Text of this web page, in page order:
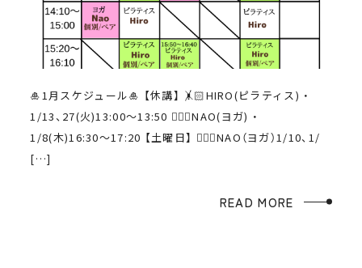
🎍1月スケジュール🎍 【休講】 🤸🏻HIRO(ピラティス) ・
1/13、27(火)13:00〜13:50 🧘🏻‍♀️NAO(ヨガ) ・
1/8(木)16:30〜17:20 【土曜日】 🧘🏻‍♀️NAO（ヨガ）1/10、1/
[…]
READ MORE